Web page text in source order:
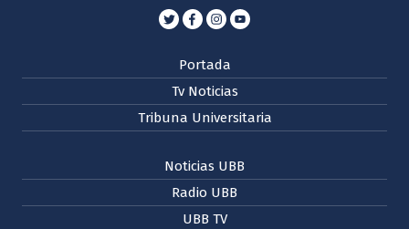
Portada
Tv Noticias
Tribuna Universitaria
Noticias UBB
Radio UBB
UBB TV